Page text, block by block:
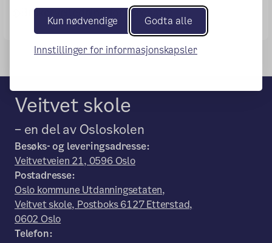
Kun nødvendige Godta alle
Innstillinger for informasjonskapsler
Brukerveiledning for foresatte
Veitvet skole
– en del av Osloskolen
Besøks- og leveringsadresse:
Veitvetveien 21, 0596 Oslo
Postadresse:
Oslo kommune Utdanningsetaten,
Veitvet skole, Postboks 6127 Etterstad,
0602 Oslo
Telefon: